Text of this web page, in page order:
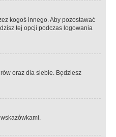
kogoś innego. Aby pozostawać
tej opcji podczas logowania
oraz dla siebie. Będziesz